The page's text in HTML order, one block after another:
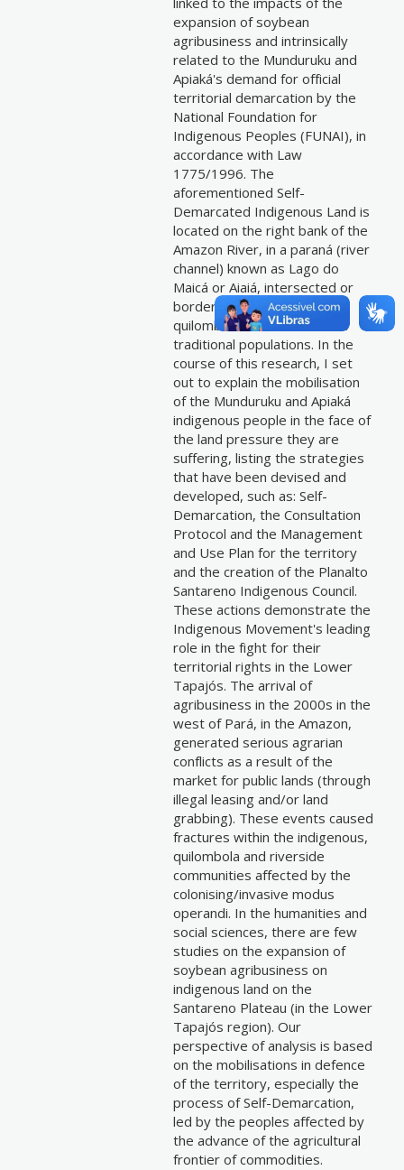
expansion of soybean
agribusiness and intrinsically
related to the Munduruku and
Apiaká's demand for official
territorial demarcation by the
National Foundation for
Indigenous Peoples (FUNAI), in
accordance with Law
1775/1996. The
aforementioned Self-
Demarcated Indigenous Land is
located on the right bank of the
Amazon River, in a paraná (river
channel) known as Lago do
Maicá or Aiaiá, intersected or
bordered by soya farms,
quilombola communities and
traditional populations. In the
course of this research, I set
out to explain the mobilisation
of the Munduruku and Apiaká
indigenous people in the face of
the land pressure they are
suffering, listing the strategies
that have been devised and
developed, such as: Self-
Demarcation, the Consultation
Protocol and the Management
and Use Plan for the territory
and the creation of the Planalto
Santareno Indigenous Council.
These actions demonstrate the
Indigenous Movement's leading
role in the fight for their
territorial rights in the Lower
Tapajós. The arrival of
agribusiness in the 2000s in the
west of Pará, in the Amazon,
generated serious agrarian
conflicts as a result of the
market for public lands (through
illegal leasing and/or land
grabbing). These events caused
fractures within the indigenous,
quilombola and riverside
communities affected by the
colonising/invasive modus
operandi. In the humanities and
social sciences, there are few
studies on the expansion of
soybean agribusiness on
indigenous land on the
Santareno Plateau (in the Lower
Tapajós region). Our
perspective of analysis is based
on the mobilisations in defence
of the territory, especially the
process of Self-Demarcation,
led by the peoples affected by
the advance of the agricultural
frontier of commodities.